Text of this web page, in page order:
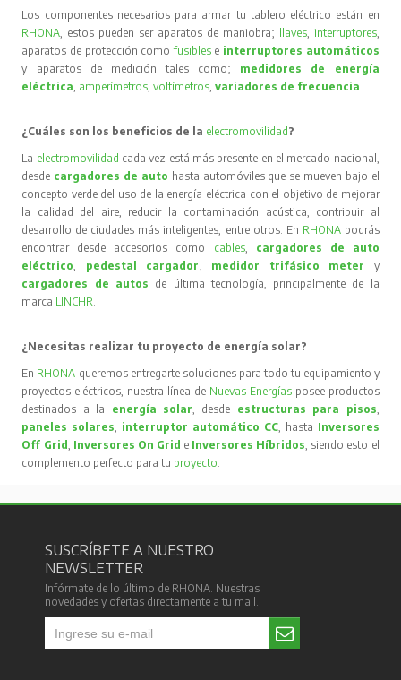
Los componentes necesarios para armar tu tablero eléctrico están en
RHONA , estos pueden ser aparatos de maniobra; llaves, interruptores,
aparatos de protección comofusibles e interruptores automáticos
y aparatos de medición tales como; medidores de energía
eléctrica amperímetros ,voltímetros ,variadores de frecuencia
¿Cuáles son los beneficios de la electromovilidad?
La electromovilidad cada vez está más presente en el mercado nacional,
desde cargadores de auto hasta automóviles que se mueven bajo el
concepto verde del uso de la energía eléctrica con el objetivo de mejorar
la calidad del aire, reducir la contaminación acústica, contribuir al
desarrollo de ciudades más inteligentes, entre otros. En RHONA podrás
encontrar desde accesorios como cables, cargadores de auto
eléctrico
pedestal cargador medidor trifásico meter
y
cargadores de autos de última tecnología, principalmente de la
marca LINCHR
¿Necesitas realizar tu proyecto de energía solar?
En RHONA queremos entregarte soluciones para todo tu equipamiento y
proyectos eléctricos, nuestra línea de Nuevas Energíasposee productos
destinados a la energía solar , desde estructuras para pisos
paneles solares
interruptor automático CC, hasta Inversores
Off Grid Inversores On Grid e Inversores Híbridos , siendo esto el
complemento perfecto para tu proyecto
SUSCRÍBETE A NUESTRO
NEWSLETTER
Infórmate de lo último de RHONA. Nuestras
novedades y ofertas directamente a tu mail.